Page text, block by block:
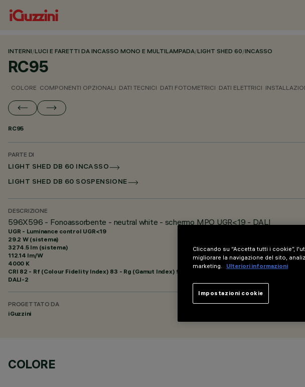
INTERNI/LUCI E FARETTI DA INCASSO MONO E MULTILAMPADA/LIGHT SHED 60/INCASSO
RC95
COLORE COMPONENTI OPZIONALI DATI TECNICI DATI FOTOMETRICI DATI ELETTRICI
RC95
PARTE DI
LIGHT SHED DB 60 INCASSO
LIGHT SHED DB 60 SOSPENSIONE
DESCRIZIONE
596X596 - Fonoassorbente - neutral white - schermo MPO UGR<19 - DALI
UGR - Luminance control UGR<19
29.2 W (sistema)
3274.5 lm (sistema)
112.14 lm/W
4000 K
CRI 82 - Rf (Colour Fidelity Index) 83 - Rg (Gamut Index) 93
DALI-2
PROGETTATO DA
iGuzzini
COLORE
Cliccando su “Accetta tutti i cookie”,
migliorare la navigazione del sito,
marketing.
Ulteriori informazioni
Impostazioni cookie